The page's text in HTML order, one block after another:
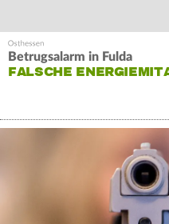
Betrugsalarm in Fulda
FALSCHE